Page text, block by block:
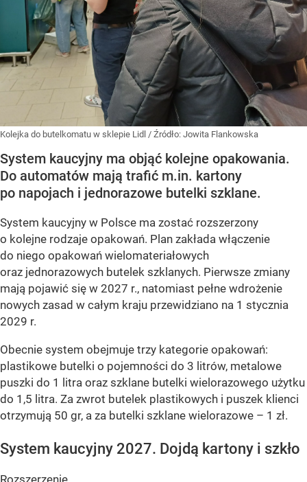
Kolejka do butelkomatu w sklepie Lidl / Źródło: Jowita Flankowska
System kaucyjny ma objąć kolejne opakowania.
Do automatów mają trafić m.in. kartony
po napojach i jednorazowe butelki szklane.
System kaucyjny w Polsce ma zostać rozszerzony
o kolejne rodzaje opakowań. Plan zakłada włączenie
do niego opakowań wielomateriałowych
oraz jednorazowych butelek szklanych. Pierwsze zmiany
mają pojawić się w 2027 r., natomiast pełne wdrożenie
nowych zasad w całym kraju przewidziano na 1 stycznia
2029 r.
Obecnie system obejmuje trzy kategorie opakowań:
plastikowe butelki o pojemności do 3 litrów, metalowe
puszki do 1 litra oraz szklane butelki wielorazowego użytku
do 1,5 litra. Za zwrot butelek plastikowych i puszek klienci
otrzymują 50 gr, a za butelki szklane wielorazowe – 1 zł.
System kaucyjny 2027. Dojdą kartony i szkło